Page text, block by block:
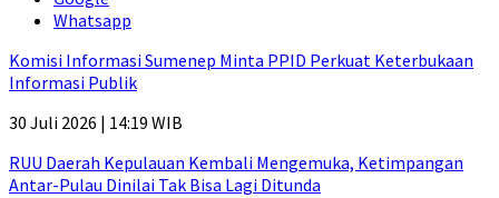
Whatsapp
Komisi Informasi Sumenep Minta PPID Perkuat Keterbukaan
Informasi Publik
30 Juli 2026 | 14:19 WIB
RUU Daerah Kepulauan Kembali Mengemuka, Ketimpangan
Antar-Pulau Dinilai Tak Bisa Lagi Ditunda